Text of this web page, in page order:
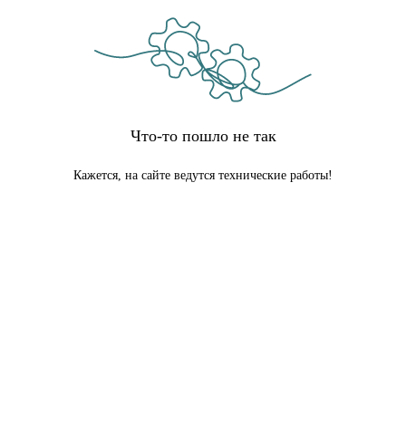
Что-то пошло не так
Кажется, на сайте ведутся технические работы!